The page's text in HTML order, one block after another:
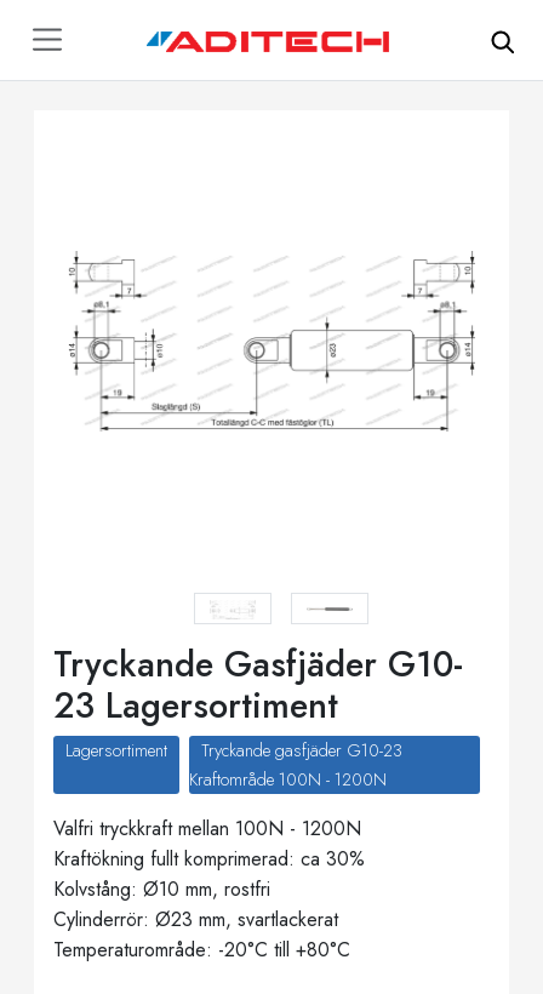
Tryckande Gasfjäder G10-
23 Lagersortiment
Lagersortiment
Tryckande gasfjäder G10-23
Kraftområde 100N - 1200N
Valfri tryckkraft mellan 100N - 1200N
Kraftökning fullt komprimerad: ca 30%
Kolvstång: Ø10 mm, rostfri
​Cylinderrör: Ø23 mm, svartlackerat
​Temperaturområde: -20°C till +80°C